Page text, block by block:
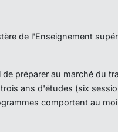
de l'Enseignement
préparer au marché du
ans d'études (six
comportent au